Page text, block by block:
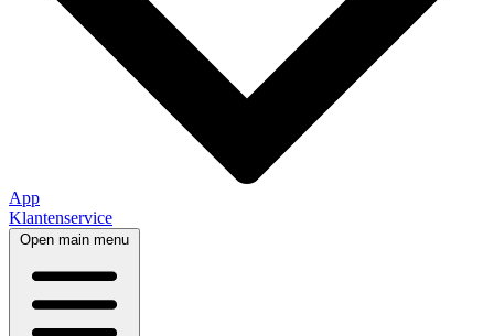
App
Klantenservice
Open main menu